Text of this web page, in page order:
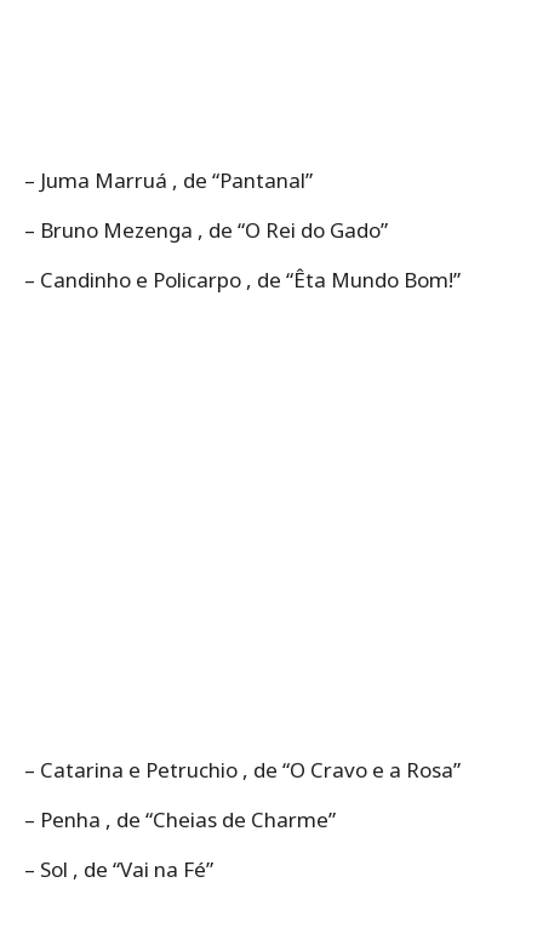
– Juma Marruá , de “Pantanal”
– Bruno Mezenga , de “O Rei do Gado”
– Candinho e Policarpo , de “Êta Mundo Bom!”
– Catarina e Petruchio , de “O Cravo e a Rosa”
– Penha , de “Cheias de Charme”
– Sol , de “Vai na Fé”